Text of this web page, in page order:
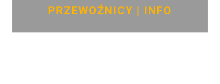
PRZEWOŹNICY | INFO